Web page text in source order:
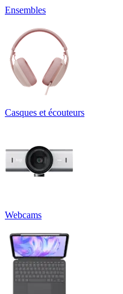
Ensembles
Casques et écouteurs
Webcams